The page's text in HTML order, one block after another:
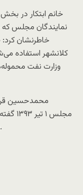
خانم ابتکار در
کلانشهر استفاده
وزارت نفت
محمدحسین
مجلس
یک لیتر بنزین یورو ۴ وارد کشور نشده‌است.